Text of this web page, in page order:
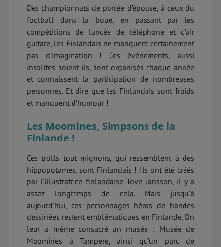
Des championnats de portée d’épouse, à ceux du
football dans la boue, en passant par les
compétitions de lancée de téléphone et d’air
guitare, les Finlandais ne manquent certainement
pas d’imagination ! Ces événements, aussi
insolites soient-ils, sont organisés chaque année
et connaissent la participation de nombreuses
personnes. Et dire que les Finlandais sont froids
et manquent d’humour !
Les Moomines, Simpsons de la
Finlande !
Ces trolls tout mignons, qui ressemblent à des
hippopotames, sont Finlandais ! Ils ont été créés
par l’illustratrice finlandaise Tove Jansson, il y a
assez longtemps de cela. Mais jusqu’à
aujourd’hui, ces personnages héros de bandes
dessinées restent emblématiques en Finlande. On
leur a même consacré un musée : Musée de
Moomines à Tampere, ainsi qu’un parc de